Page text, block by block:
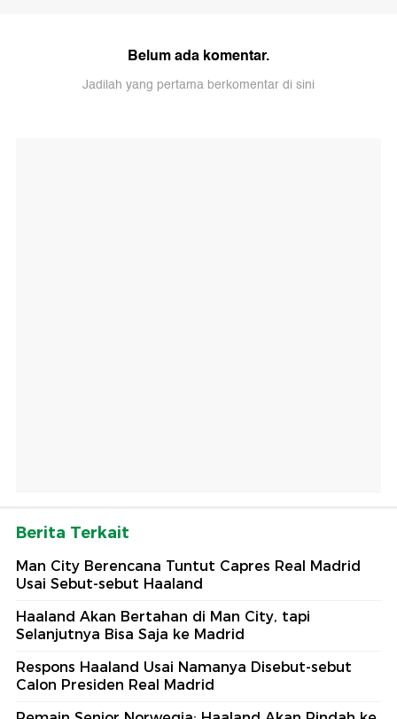
Belum ada komentar.
Jadilah yang pertama berkomentar di sini
Berita Terkait
Man City Berencana Tuntut Capres Real Madrid
Usai Sebut-sebut Haaland
Haaland Akan Bertahan di Man City, tapi
Selanjutnya Bisa Saja ke Madrid
Respons Haaland Usai Namanya Disebut-sebut
Calon Presiden Real Madrid